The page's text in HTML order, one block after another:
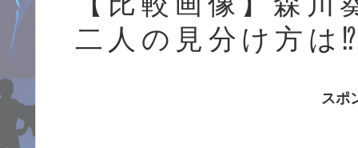
二人の見分け方は
スポ